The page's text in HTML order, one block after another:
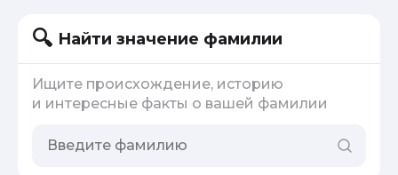
Найти значение фамилии
Ищите происхождение, историю
и интересные факты о вашей фамилии